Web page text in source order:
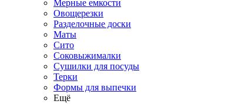
Мерные емкости
Овощерезки
Разделочные доски
Маты
Сито
Соковыжималки
Сушилки для посуды
Терки
Формы для выпечки
Ещё